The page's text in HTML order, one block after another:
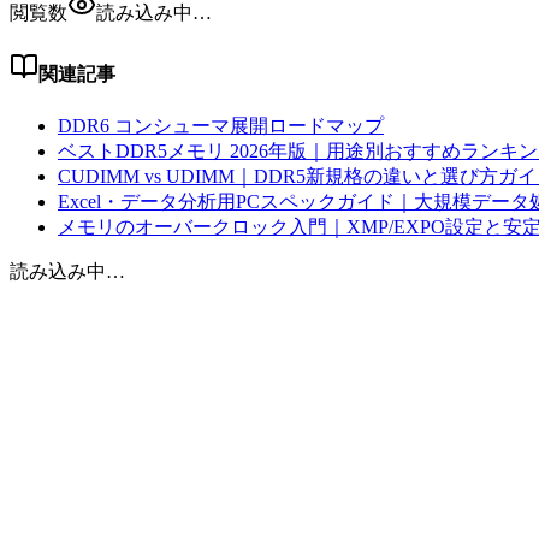
閲覧数
読み込み中…
関連記事
DDR6 コンシューマ展開ロードマップ
ベストDDR5メモリ 2026年版｜用途別おすすめランキ
CUDIMM vs UDIMM｜DDR5新規格の違いと選び方ガイ
Excel・データ分析用PCスペックガイド｜大規模データ
メモリのオーバークロック入門｜XMP/EXPO設定と安
読み込み中…